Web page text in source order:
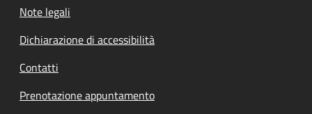
Note legali
Dichiarazione di accessibilità
Contatti
Prenotazione appuntamento